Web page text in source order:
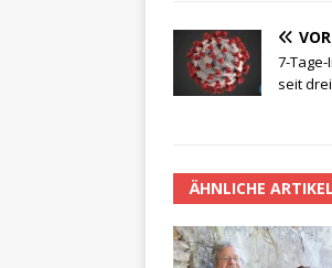
7-
seit
ÄHNLICHE ARTIKEL